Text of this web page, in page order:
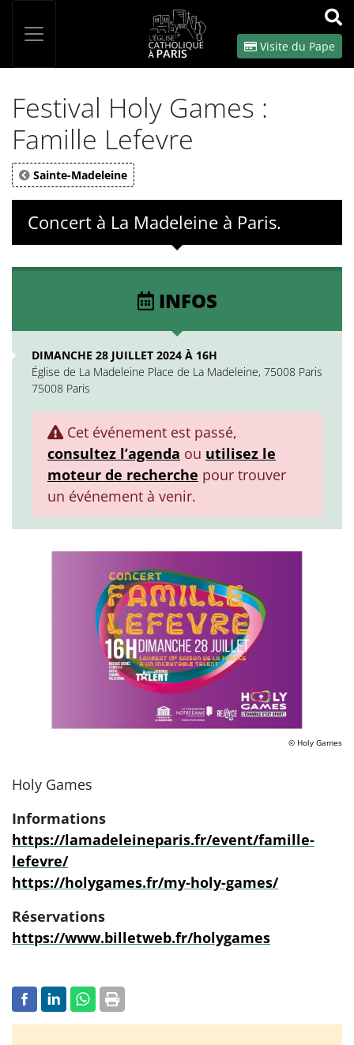
OK
Visite du Pape
Festival Holy Games :
Famille Lefevre
Sainte-Madeleine
Concert à La Madeleine à Paris.
INFOS
DIMANCHE 28 JUILLET 2024 À 16H
Église de La Madeleine Place de La Madeleine, 75008 Paris
75008 Paris
Cet événement est passé,
consultez l’agenda ou utilisez le
moteur de recherche pour trouver
un événement à venir.
© Holy Games
Holy Games
Informations
https://lamadeleineparis.fr/event/famille-
lefevre/
https://holygames.fr/my-holy-games/
Réservations
https://www.billetweb.fr/holygames
Panneau de gestion des cookies